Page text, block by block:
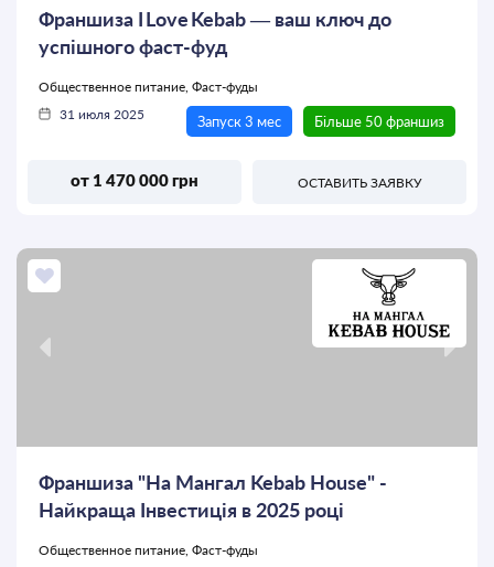
Франшиза I Love Kebab — ваш ключ до
успішного фаст-фуд
Общественное питание, Фаст-фуды
31 июля 2025
Запуск 3 мес Більше 50 франшиз
от 1 470 000 грн ОСТАВИТЬ ЗАЯВКУ
Франшиза "На Мангал Kebab House" -
Найкраща Інвестиція в 2025 році
Общественное питание, Фаст-фуды